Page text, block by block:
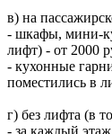
в) на
- шкафы, мини-
лифт) - от 2000
- кухонные
поместились в
г) без лифта (в
- за каждый